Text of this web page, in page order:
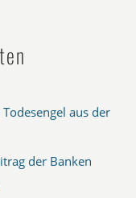
aus der
der Banken